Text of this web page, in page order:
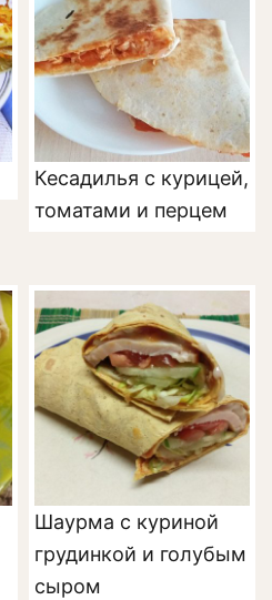
Кесадилья с курицей,
томатами и перцем
Шаурма с куриной
грудинкой и голубым
сыром